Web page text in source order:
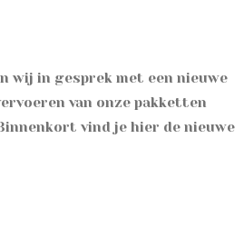
wij in gesprek met een nieuwe
van onze pakketten
vind je hier de nieuwe